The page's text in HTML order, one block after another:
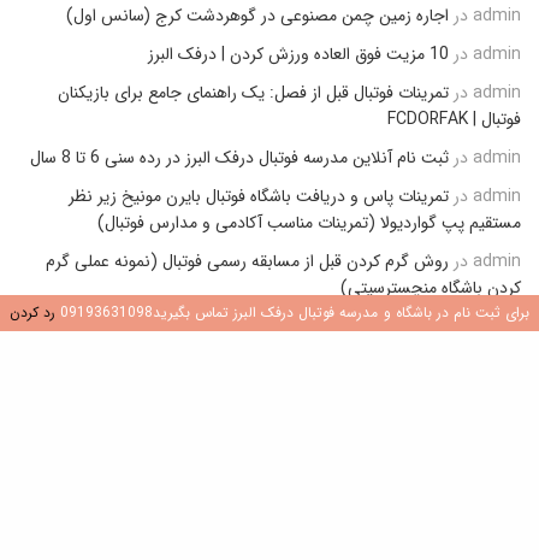
admin در اجاره زمین چمن مصنوعی در گوهردشت کرج (سانس اول)
admin در 10 مزیت فوق العاده ورزش کردن | درفک البرز
admin در تمرینات فوتبال قبل از فصل: یک راهنمای جامع برای بازیکنان
فوتبال | FCDORFAK
admin در ثبت نام آنلاین مدرسه فوتبال درفک البرز در رده سنی 6 تا 8 سال
admin در تمرینات پاس و دریافت باشگاه فوتبال بایرن مونیخ زیر نظر
مستقیم پپ گواردیولا (تمرینات مناسب آکادمی و مدارس فوتبال)
admin در روش گرم کردن قبل از مسابقه رسمی فوتبال (نمونه عملی گرم
کردن باشگاه منچسترسیتی)
برای ثبت نام در باشگاه و مدرسه فوتبال درفک البرز تماس بگیرید09193631098 رد کردن